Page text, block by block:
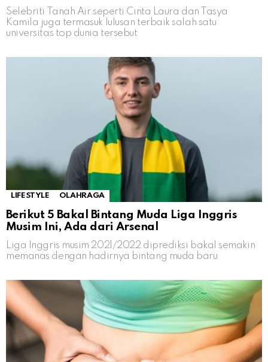
Selebriti Tanah Air seperti Cinta Laura dan Tasya
Kamila juga termasuk lulusan terbaik salah satu
universitas top dunia tersebut
LIFESTYLE OLAHRAGA
Berikut 5 Bakal Bintang Muda Liga Inggris
Musim Ini, Ada dari Arsenal
Liga Inggris musim 2021/2022 diprediksi bakal semakin
memanas dengan hadirnya bintang muda baru